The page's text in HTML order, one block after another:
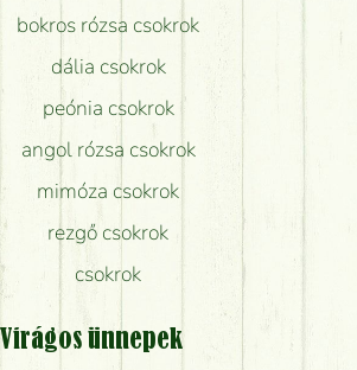
bokros rózsa csokrok
dália csokrok
peónia csokrok
angol rózsa csokrok
mimóza csokrok
rezgő csokrok
csokrok
Virágos ünnepek